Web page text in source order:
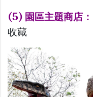
(5) 園區主題商店：
收藏